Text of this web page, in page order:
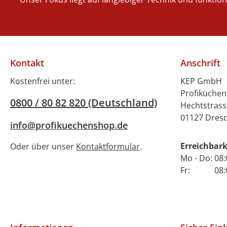
Kaffeebohnen zur
Kaffeeproduktion. Die
informiert Sie
aktuellen Wasserstand,
sodass Sie nie ohne
Wasser dastehen. Der
Kontakt
Kostenfrei unter:
0800 / 80 82 820 (Deutschland)
info@profikuechenshop.de
Oder über unser Kontaktformular.
Anschrift
KEP GmbH
01127
Mo - Do:
Fr: 08:00